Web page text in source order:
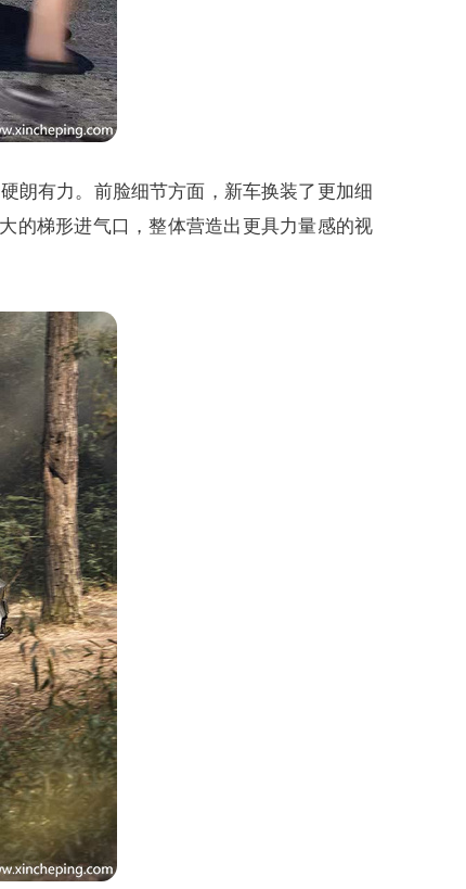
朗有力。前脸细节方面，新车换装了更加细
的梯形进气口，整体营造出更具力量感的视